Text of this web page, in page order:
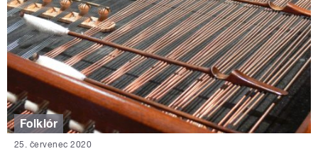
Folklór
25. červenec 2020